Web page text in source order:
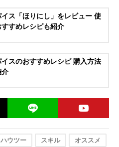
ス「ほりにし」をレビュー 使
すめレシピも紹介
スのおすすめレシピ 購入方法
介
ハウツー スキル オススメ